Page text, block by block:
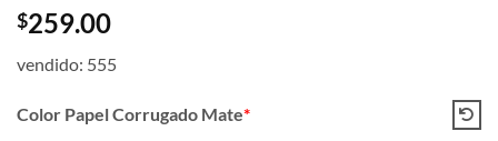
$259.00
vendido: 555
*
Color Papel Corrugado Mate